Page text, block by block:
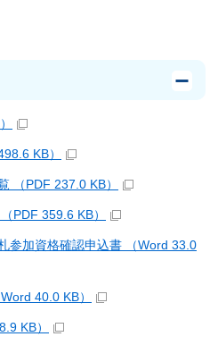
KB）
（PDF 237.0 KB）
PDF 359.6 KB）
加資格確認申込書 （Word 33.0
40.0 KB）
KB）